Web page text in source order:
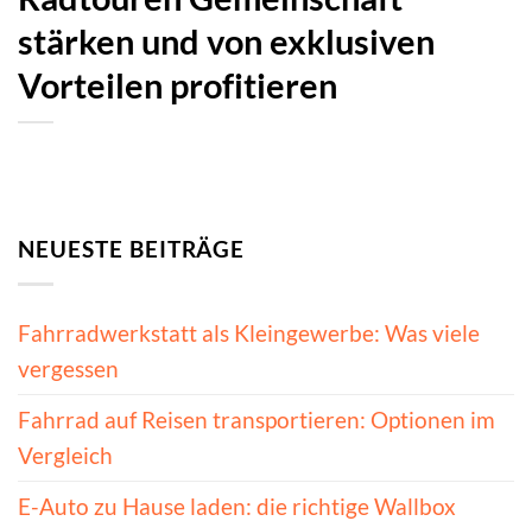
stärken und von exklusiven
Vorteilen profitieren
NEUESTE BEITRÄGE
Fahrradwerkstatt als Kleingewerbe: Was viele
vergessen
Fahrrad auf Reisen transportieren: Optionen im
Vergleich
E-Auto zu Hause laden: die richtige Wallbox